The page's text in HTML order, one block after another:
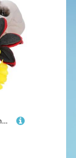
Beatifufu Halloween Haarschmuck Damen Skull Stirnband mit Rosenblüten Leichtes Party Headband für Tag der Toten Kostüm Karneval Verkleidung